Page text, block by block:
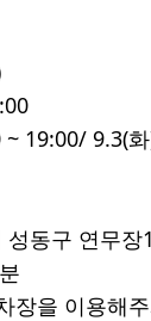
19:00/ 9.3(
동구 연무장
장을 이용해